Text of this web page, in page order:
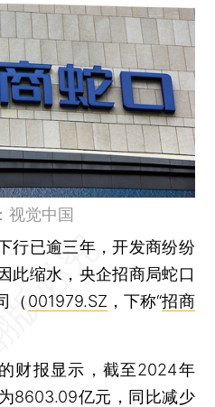
视觉中国
行已逾三年，开发商纷纷
此缩水，央企招商局蛇口
（ 001979.SZ ，下称“招商
报显示，截至2024年
8603.09亿元，同比减少